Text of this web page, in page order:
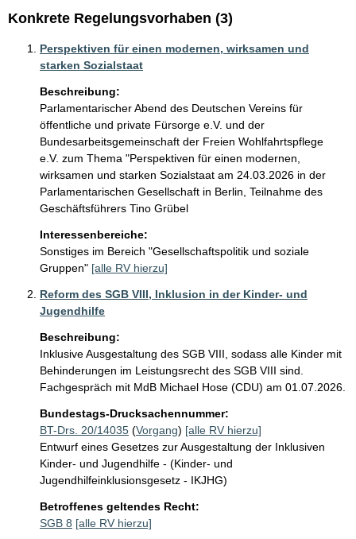
Konkrete Regelungsvorhaben (3)
Perspektiven für einen modernen, wirksamen und
starken Sozialstaat
Beschreibung:
Parlamentarischer Abend des Deutschen Vereins für
öffentliche und private Fürsorge e.V. und der
Bundesarbeitsgemeinschaft der Freien Wohlfahrtspflege
e.V. zum Thema "Perspektiven für einen modernen,
wirksamen und starken Sozialstaat am 24.03.2026 in der
Parlamentarischen Gesellschaft in Berlin, Teilnahme des
Geschäftsführers Tino Grübel
Interessenbereiche:
Sonstiges im Bereich "Gesellschaftspolitik und soziale
Gruppen" [alle RV hierzu]
Reform des SGB VIII, Inklusion in der Kinder- und
Jugendhilfe
Beschreibung:
Inklusive Ausgestaltung des SGB VIII, sodass alle Kinder mit
Behinderungen im Leistungsrecht des SGB VIII sind.
Fachgespräch mit MdB Michael Hose (CDU) am 01.07.2026.
Bundestags-Drucksachennummer:
BT-Drs. 20/14035 (Vorgang) [alle RV hierzu]
Entwurf eines Gesetzes zur Ausgestaltung der Inklusiven
Kinder- und Jugendhilfe - (Kinder- und
Jugendhilfeinklusionsgesetz - IKJHG)
Betroffenes geltendes Recht:
SGB 8 [alle RV hierzu]